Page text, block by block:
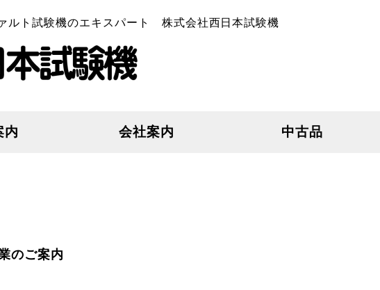
ルト試験機のエキスパート 株式会社西日本試験機
内 会社案内 中古品
のご案内